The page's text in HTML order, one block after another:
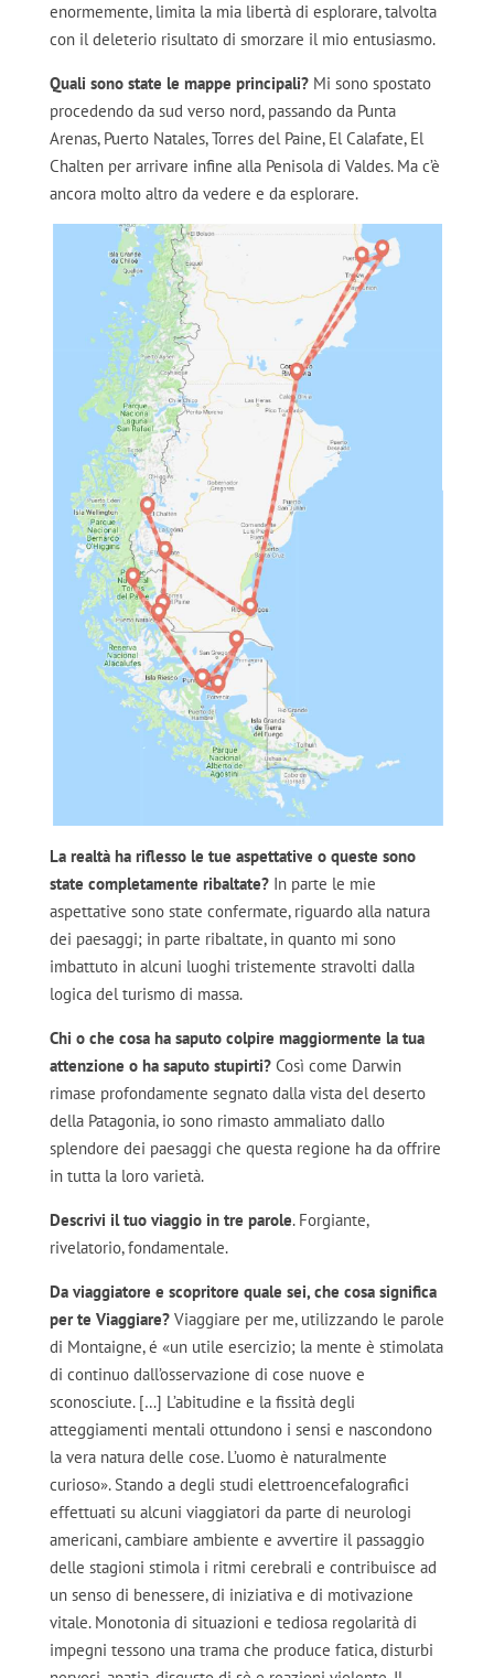
enormemente, limita la mia libertà di esplorare, talvolta
con il deleterio risultato di smorzare il mio entusiasmo.
Quali sono state le mappe principali?Mi sono spostato
procedendo da sud verso nord, passando da Punta
Arenas, Puerto Natales, Torres del Paine, El Calafate, El
Chalten per arrivare infine alla Penisola di Valdes. Ma c’è
ancora molto altro da vedere e da esplorare.
La realtà ha riflesso le tue aspettative o queste sono
state completamente ribaltate?In parte le mie
aspettative sono state confermate, riguardo alla natura
dei paesaggi; in parte ribaltate, in quanto mi sono
imbattuto in alcuni luoghi tristemente stravolti dalla
logica del turismo di massa.
Chi o che cosa ha saputo colpire maggiormente la tua
attenzione o ha saputo stupirti?Così come Darwin
rimase profondamente segnato dalla vista del deserto
della Patagonia, io sono rimasto ammaliato dallo
splendore dei paesaggi che questa regione ha da offrire
in tutta la loro varietà.
Descrivi il tuo viaggio in tre parole. Forgiante,
rivelatorio, fondamentale.
Da viaggiatore e scopritore quale sei, che cosa significa
per te Viaggiare?Viaggiare per me, utilizzando le parole
di Montaigne, é «un utile esercizio; la mente è stimolata
di continuo dall’osservazione di cose nuove e
sconosciute. […] L’abitudine e la fissità degli
atteggiamenti mentali ottundono i sensi e nascondono
la vera natura delle cose. L’uomo è naturalmente
curioso». Stando a degli studi elettroencefalografici
effettuati su alcuni viaggiatori da parte di neurologi
americani, cambiare ambiente e avvertire il passaggio
delle stagioni stimola i ritmi cerebrali e contribuisce ad
un senso di benessere, di iniziativa e di motivazione
vitale. Monotonia di situazioni e tediosa regolarità di
impegni tessono una trama che produce fatica, disturbi